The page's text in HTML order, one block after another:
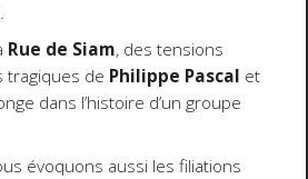
Rue de Siam, des tensions
tragiques de Philippe Pascal et
dans l’histoire d’un groupe
évoquons aussi les filiations